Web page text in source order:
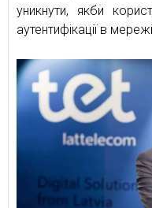
уникнути, якби
аутентифікації в